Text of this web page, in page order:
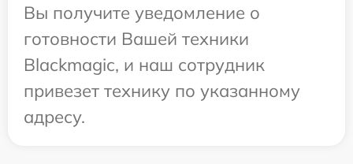
Вы получите уведомление о
готовности Вашей техники
Blackmagic, и наш сотрудник
привезет технику по указанному
адресу.